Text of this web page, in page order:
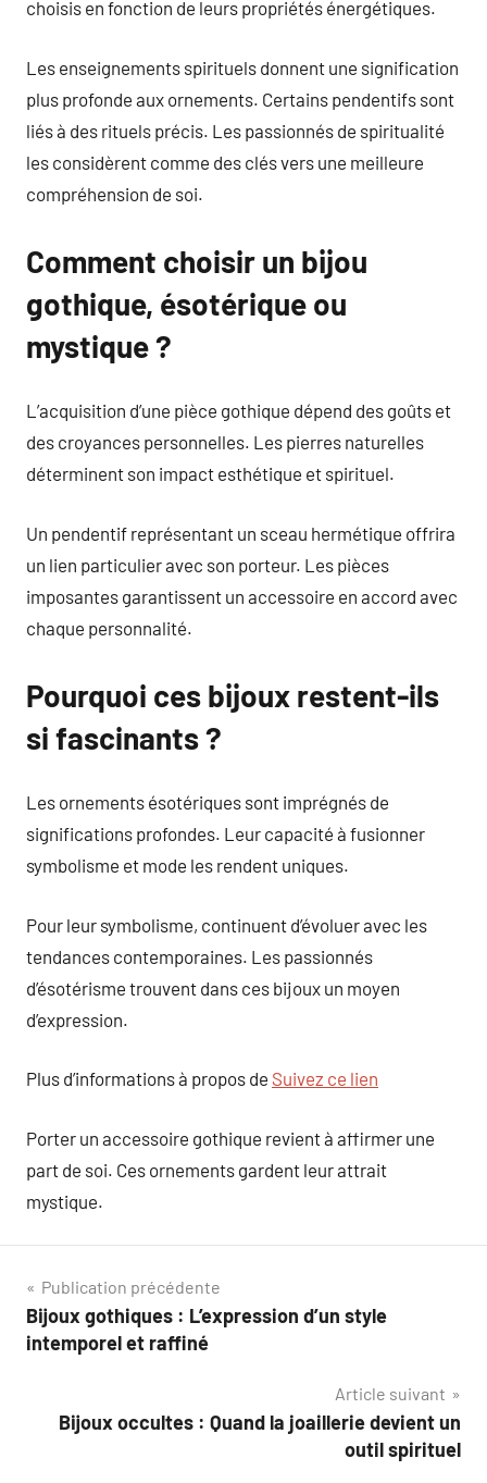
choisis en fonction de leurs propriétés énergétiques.
Les enseignements spirituels donnent une signification
plus profonde aux ornements. Certains pendentifs sont
liés à des rituels précis. Les passionnés de spiritualité
les considèrent comme des clés vers une meilleure
compréhension de soi.
Comment choisir un bijou
gothique, ésotérique ou
mystique ?
L’acquisition d’une pièce gothique dépend des goûts et
des croyances personnelles. Les pierres naturelles
déterminent son impact esthétique et spirituel.
Un pendentif représentant un sceau hermétique offrira
un lien particulier avec son porteur. Les pièces
imposantes garantissent un accessoire en accord avec
chaque personnalité.
Pourquoi ces bijoux restent-ils
si fascinants ?
Les ornements ésotériques sont imprégnés de
significations profondes. Leur capacité à fusionner
symbolisme et mode les rendent uniques.
Pour leur symbolisme, continuent d’évoluer avec les
tendances contemporaines. Les passionnés
d’ésotérisme trouvent dans ces bijoux un moyen
d’expression.
Plus d’informations à propos de Suivez ce lien
Porter un accessoire gothique revient à affirmer une
part de soi. Ces ornements gardent leur attrait
mystique.
Navigation
de
Publication précédente
Bijoux gothiques : L’expression d’un style
intemporel et raffiné
Article suivant
Bijoux occultes : Quand la joaillerie devient un
outil spirituel